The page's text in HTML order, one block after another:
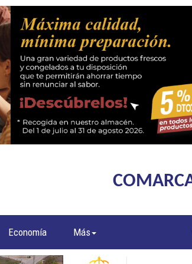
Economía Más